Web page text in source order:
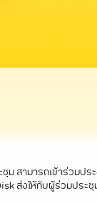
ามารถเข้าร่วมปร
ส่งให้กับผู้ร่วมประชุ